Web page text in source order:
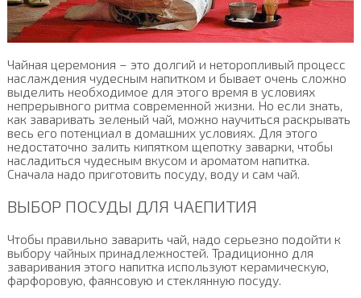
Чайная церемония – это долгий и неторопливый процесс
наслаждения чудесным напитком и бывает очень сложно
выделить необходимое для этого время в условиях
непрерывного ритма современной жизни. Но если знать,
как заваривать зеленый чай, можно научиться раскрывать
весь его потенциал в домашних условиях. Для этого
недостаточно залить кипятком щепотку заварки, чтобы
насладиться чудесным вкусом и ароматом напитка.
Сначала надо приготовить посуду, воду и сам чай.
ВЫБОР ПОСУДЫ ДЛЯ ЧАЕПИТИЯ
Чтобы правильно заварить чай, надо серьезно подойти к
выбору чайных принадлежностей. Традиционно для
заваривания этого напитка используют керамическую,
фарфоровую, фаянсовую и стеклянную посуду.